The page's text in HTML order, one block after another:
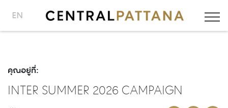
EN
คุณอยู่ที่:
INTER SUMMER 2026 CAMPAIGN